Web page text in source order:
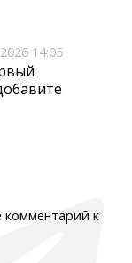
14:05
комментарий к